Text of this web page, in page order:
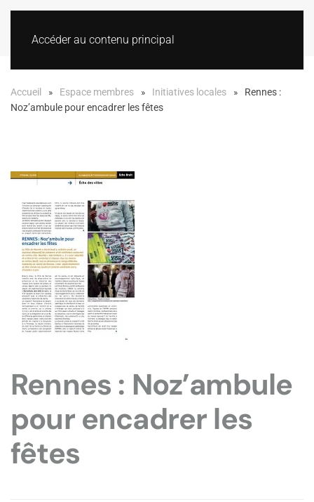
Accéder au contenu principal
Accueil Espace membres Initiatives locales
Rennes :
Noz’ambule pour encadrer les fêtes
Rennes : Noz’ambule
pour encadrer les
fêtes